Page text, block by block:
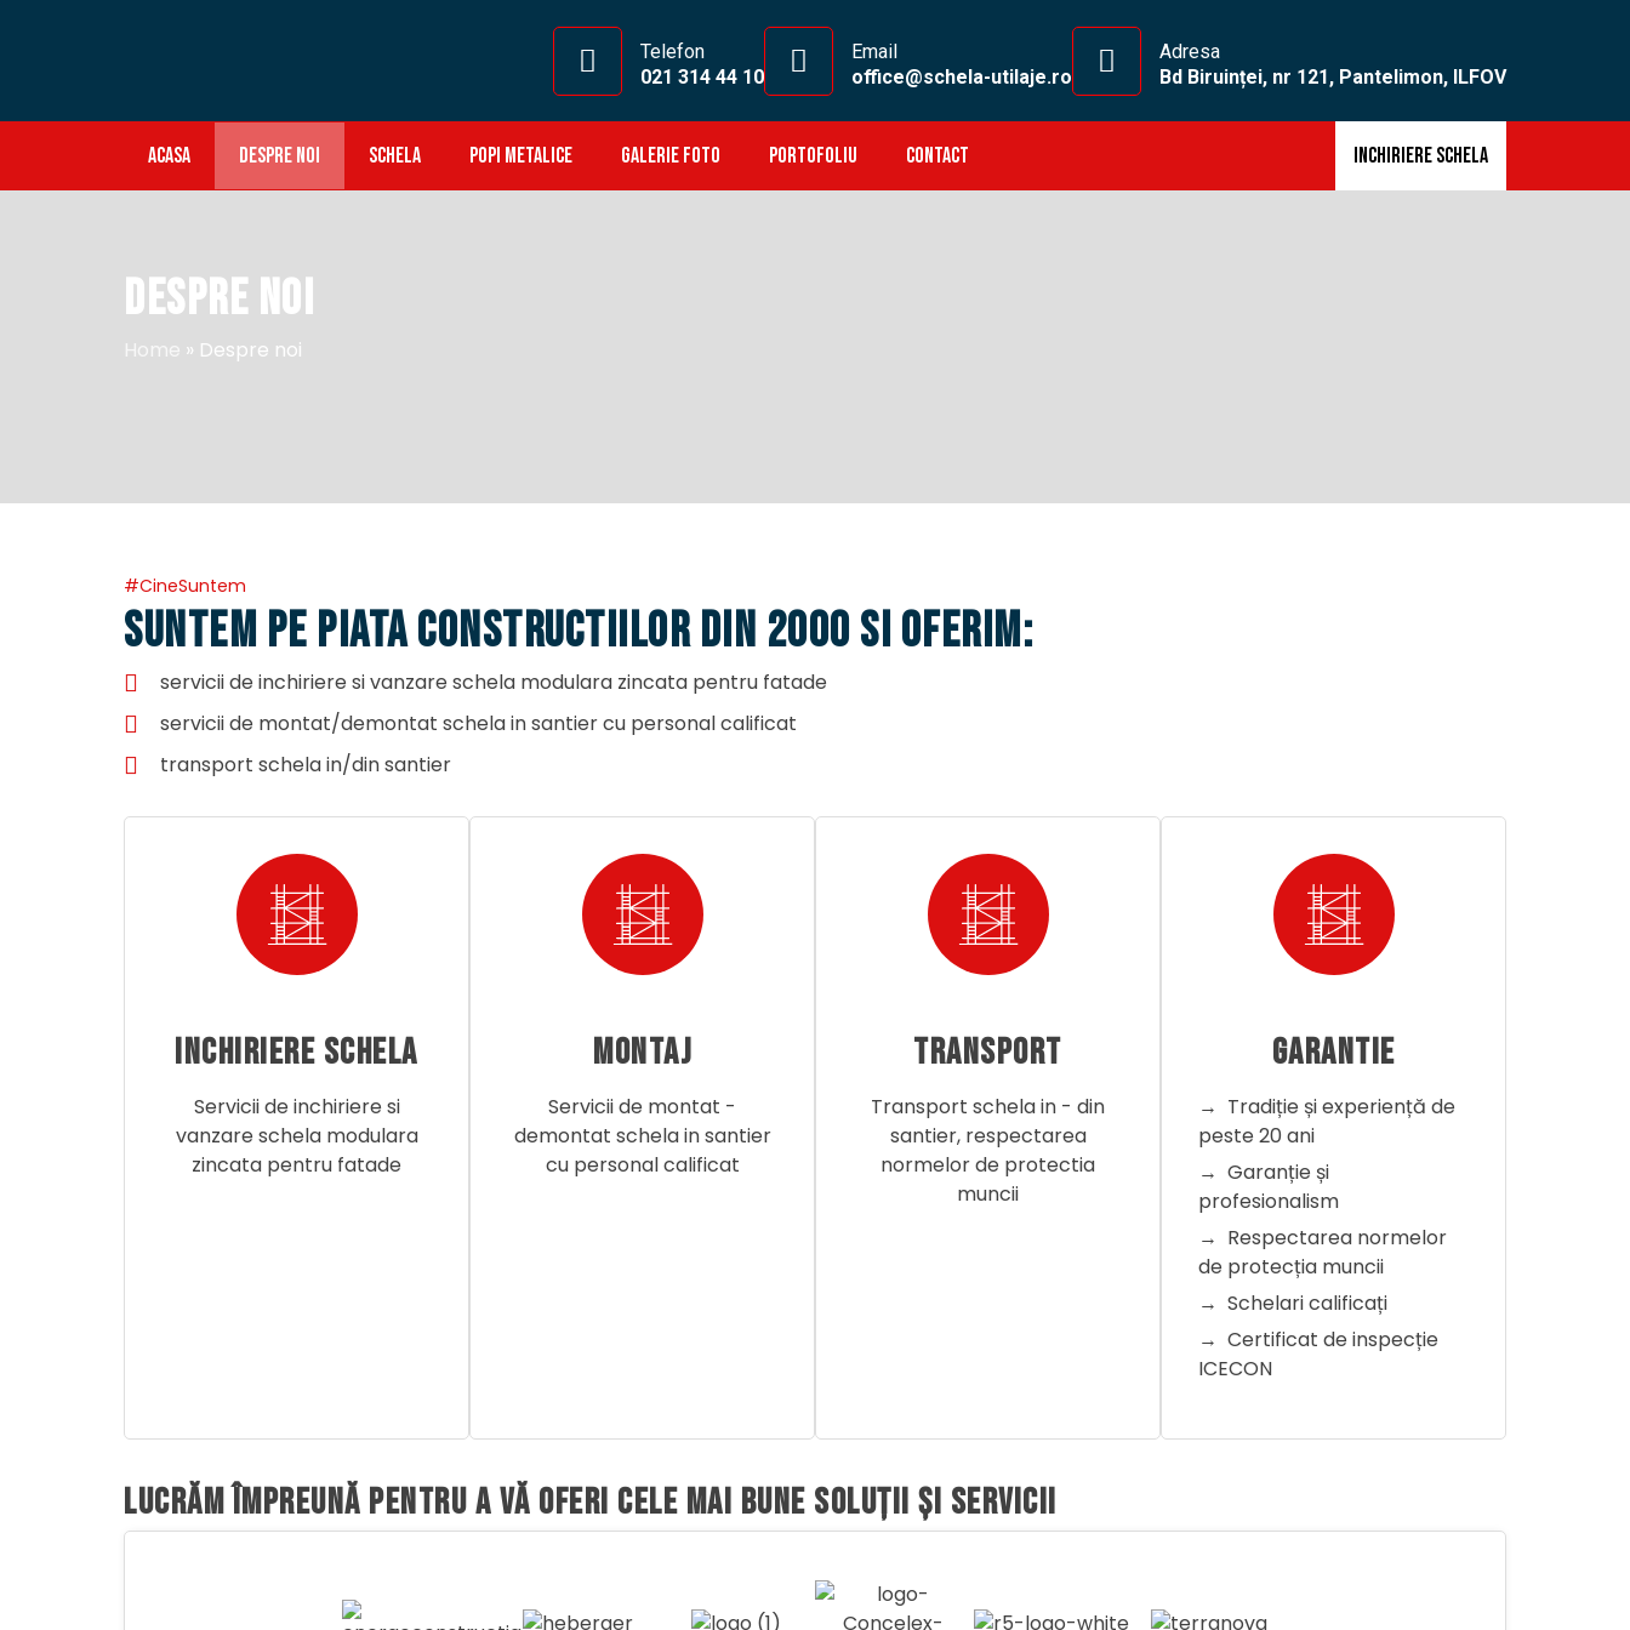
Telefon
021 314 44 10
Email
office@schela-utilaje.ro
Adresa
Bd Biruinței, nr 121, Pantelimon, ILFOV
ACASA DESPRE NOI SCHELA POPI METALICE GALERIE FOTO PORTOFOLIU CONTACT INCHIRIERE SCHELA
DESPRE NOI
Home » Despre noi
#CineSuntem
SUNTEM PE PIATA CONSTRUCTIILOR DIN 2000 SI OFERIM:
servicii de inchiriere si vanzare schela modulara zincata pentru fatade
servicii de montat/demontat schela in santier cu personal calificat
transport schela in/din santier
INCHIRIERE SCHELA
Servicii de inchiriere si
vanzare schela modulara
zincata pentru fatade
MONTAJ
Servicii de montat -
demontat schela in santier
cu personal calificat
TRANSPORT
Transport schela in - din
santier, respectarea
normelor de protectia
muncii
GARANTIE
Tradiție și experiență de
peste 20 ani
Garanție și
profesionalism
Respectarea normelor
de protecția muncii
Schelari calificați
Certificat de inspecție
ICECON
LUCRĂM ÎMPREUNĂ PENTRU A VĂ OFERI CELE MAI BUNE SOLUȚII ȘI SERVICII